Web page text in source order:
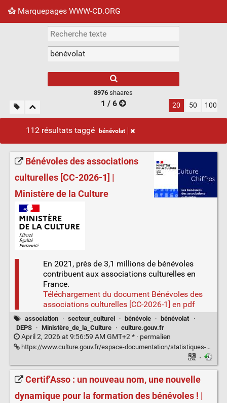
Marquepages WWW-CD.ORG
Nuage de tags Mur d'images
8976 shaares
1 / 6 20 50 100
112 résultats taggé bénévolat
Bénévoles des associations
culturelles [CC-2026-1] |
Ministère de la Culture
En 2021, près de 3,1 millions de bénévoles
contribuent aux associations culturelles en
France.
Téléchargement du document Bénévoles des
associations culturelles [CC-2026-1] en pdf
association · secteur_culturel · bénévole · bénévolat
·
DEPS
· Ministère_de_la_Culture · culture.gouv.fr
April 2, 2026 at 9:56:59 AM GMT+2 * · permalien
https://www.culture.gouv.fr/espace-documentation/statistiques-ministerielles-de-la-culture2/publications/collections-de-synthese/culture-chiffres-2007-2026/benevoles-des-associations-culturelles-cc-2026-1
·
Certif’Asso : un nouveau nom, une nouvelle
dynamique pour la formation des bénévoles ! |